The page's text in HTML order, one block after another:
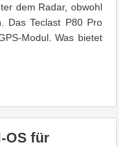
dem Radar, obwohl
Das Teclast P80 Pro
Modul. Was bietet
OS für